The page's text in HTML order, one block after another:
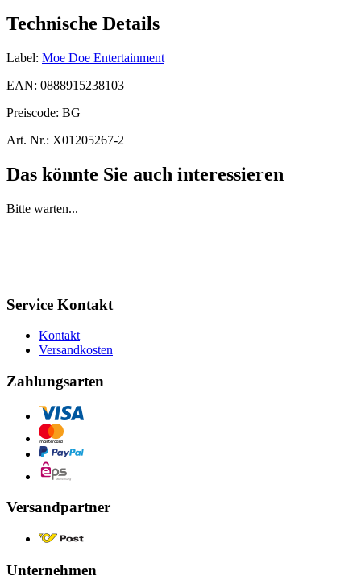
Technische Details
Label: Moe Doe Entertainment
EAN: 0888915238103
Preiscode: BG
Art. Nr.: X01205267-2
Das könnte Sie auch interessieren
Bitte warten...
Service Kontakt
Kontakt
Versandkosten
Zahlungsarten
Versandpartner
Unternehmen